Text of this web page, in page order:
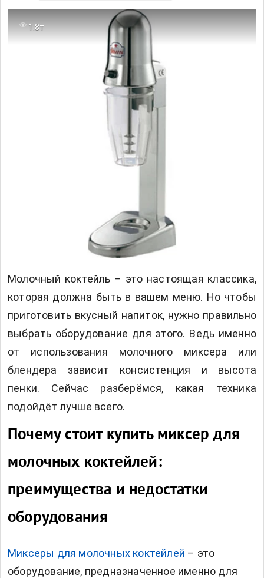
1.8т
Молочный коктейль – это настоящая классика,
которая должна быть в вашем меню. Но чтобы
приготовить вкусный напиток, нужно правильно
выбрать оборудование для этого. Ведь именно
от использования молочного миксера или
блендера зависит консистенция и высота
пенки. Сейчас разберёмся, какая техника
подойдёт лучше всего.
Почему стоит купить миксер для
молочных коктейлей:
преимущества и недостатки
оборудования
Миксеры для молочных коктейлей – это
оборудование, предназначенное именно для